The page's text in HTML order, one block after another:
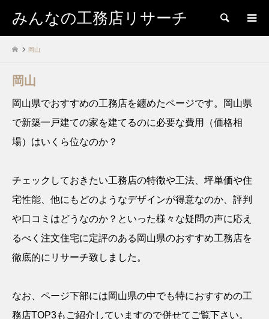
みんなの工務店リサーチ 検索
岡山
岡山
岡山県でおすすめの工務店を纏めたページです。岡山県
で新築一戸建ての家を建てるのに必要な費用（価格相
場）はいくら位なのか？
チェックしておきたい工務店の特徴や工法、坪単価や住
宅性能、他にもどのようなデザインが得意なのか、評判
や口コミはどうなのか？といった様々な疑問の声に応え
るべく注文住宅に定評のある岡山県のおすすめ工務店を
徹底的にリサーチ致しました。
なお、ページ下部には岡山県の中でも特におすすめの工
務店TOP3もご紹介していますので併せてご覧下さい。